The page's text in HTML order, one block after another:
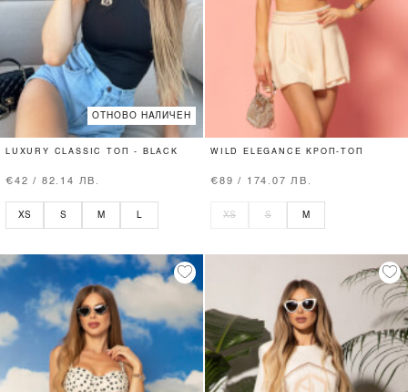
ОТНОВО НАЛИЧЕН
LUXURY CLASSIC ТОП - BLACK
€42 / 82.14 ЛВ.
XS S M
WILD ELEGANCE КРОП-ТОП
€89 / 174.07 ЛВ.
XS S M